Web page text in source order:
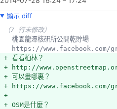
顯示 diff
（7 行未修改）
  桃園龍潭核研所公開乾貯場
https://
+ 看看柏林？
+ http://
+ 可以畫哪裏？
+ https://www.facebook.com/
+
+ OSM是什麼？